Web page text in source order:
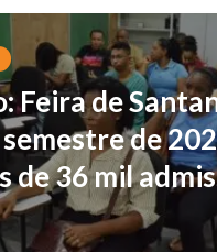
Feira de
de
de 36 mil